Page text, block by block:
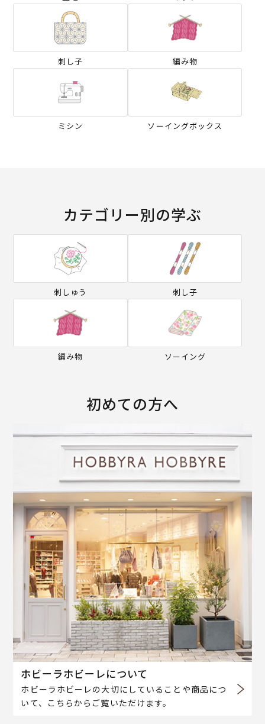
刺し子 編み物
ミシン ソーイングボックス
カテゴリー別の学ぶ
刺しゅう 刺し子
編み物 ソーイング
初めての方へ
ホビーラホビーレについて
ホビーラホビーレの大切にしていることや商品につ
いて、こちらからご覧いただけます。